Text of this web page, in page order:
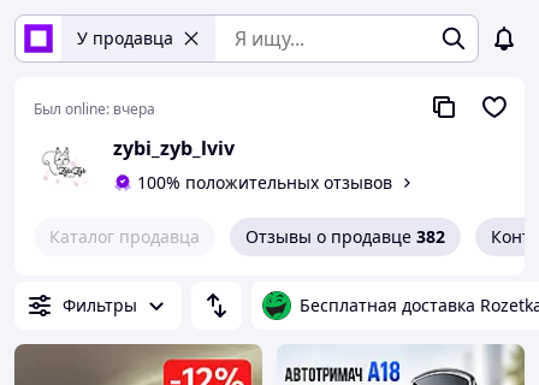
У продавца
Был online: вчера
zybi_zyb_lviv
100% положительных отзывов
Каталог продавца Отзывы о продавце 382
Фильтры Бесплатная доставка